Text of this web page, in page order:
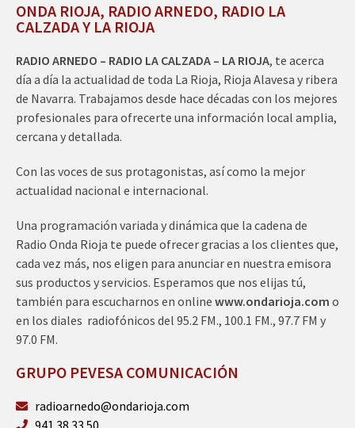
ONDA RIOJA, RADIO ARNEDO, RADIO LA
CALZADA Y LA RIOJA
RADIO ARNEDO – RADIO LA CALZADA – LA RIOJA, te acerca
día a día la actualidad de toda La Rioja, Rioja Alavesa y ribera
de Navarra. Trabajamos desde hace décadas con los mejores
profesionales para ofrecerte una información local amplia,
cercana y detallada.
Con las voces de sus protagonistas, así como la mejor
actualidad nacional e internacional.
Una programación variada y dinámica que la cadena de
Radio Onda Rioja te puede ofrecer gracias a los clientes que,
cada vez más, nos eligen para anunciar en nuestra emisora
sus productos y servicios. Esperamos que nos elijas tú,
también para escucharnos en online www.ondarioja.com o
en los diales radiofónicos del 95.2 FM., 100.1 FM., 97.7 FM y
97.0 FM.
GRUPO PEVESA COMUNICACIÓN
radioarnedo@ondarioja.com